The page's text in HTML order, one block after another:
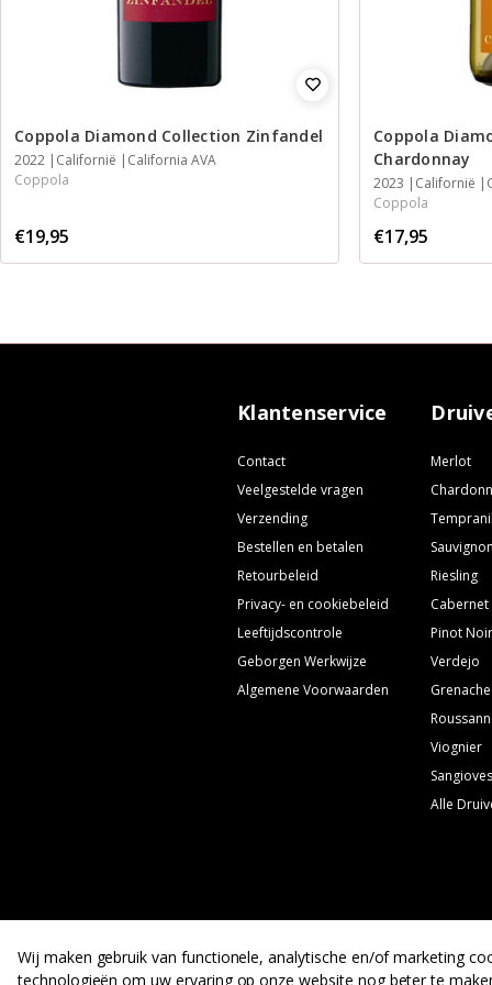
Coppola Diamond Collection Zinfandel
2022 Californië
California AVA
Coppola
€19,95
Coppola
Chardonnay
2023 Californië
Coppola
€17,95
Klantenservice
Contact
Veelgestelde vragen
Verzending
Bestellen en betalen
Retourbeleid
Privacy- en cookiebeleid
Leeftijdscontrole
Geborgen Werkwijze
Algemene Voorwaarden
Merlot
Riesling
Cabernet
Pinot
Verdejo
Grenache
Viognier
Alle
Wij maken gebruik van functionele, analytische en/of marketing
technologieën om uw ervaring op onze website nog beter te